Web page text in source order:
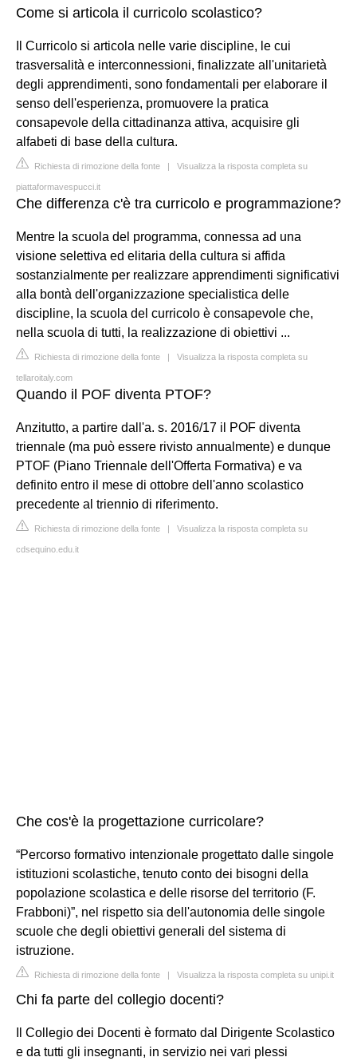
Come si articola il curricolo scolastico?
Il Curricolo si articola nelle varie discipline, le cui
trasversalità e interconnessioni, finalizzate all'unitarietà
degli apprendimenti, sono fondamentali per elaborare il
senso dell'esperienza, promuovere la pratica
consapevole della cittadinanza attiva, acquisire gli
alfabeti di base della cultura.
Richiesta di rimozione della fonte | Visualizza la risposta completa su
piattaformavespucci.it
Che differenza c'è tra curricolo e programmazione?
Mentre la scuola del programma, connessa ad una
visione selettiva ed elitaria della cultura si affida
sostanzialmente per realizzare apprendimenti significativi
alla bontà dell'organizzazione specialistica delle
discipline, la scuola del curricolo è consapevole che,
nella scuola di tutti, la realizzazione di obiettivi ...
Richiesta di rimozione della fonte | Visualizza la risposta completa su
tellaroitaly.com
Quando il POF diventa PTOF?
Anzitutto, a partire dall'a. s. 2016/17 il POF diventa
triennale (ma può essere rivisto annualmente) e dunque
PTOF (Piano Triennale dell'Offerta Formativa) e va
definito entro il mese di ottobre dell'anno scolastico
precedente al triennio di riferimento.
Richiesta di rimozione della fonte | Visualizza la risposta completa su
cdsequino.edu.it
Che cos'è la progettazione curricolare?
“Percorso formativo intenzionale progettato dalle singole
istituzioni scolastiche, tenuto conto dei bisogni della
popolazione scolastica e delle risorse del territorio (F.
Frabboni)”, nel rispetto sia dell'autonomia delle singole
scuole che degli obiettivi generali del sistema di
istruzione.
Richiesta di rimozione della fonte | Visualizza la risposta completa su unipi.it
Chi fa parte del collegio docenti?
Il Collegio dei Docenti è formato dal Dirigente Scolastico
e da tutti gli insegnanti, in servizio nei vari plessi